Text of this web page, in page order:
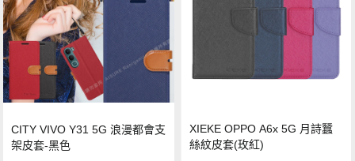
CITY VIVO Y31 5G 浪漫都會支
架皮套-黑色
XIEKE OPPO A6x 5G 月詩蠶
絲紋皮套(玫紅)